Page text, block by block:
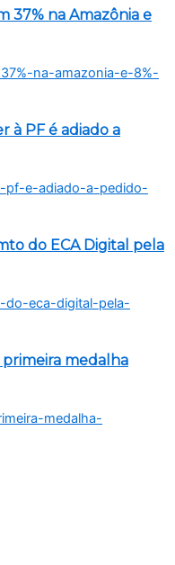
37% na Amazônia e
à PF é adiado a
do ECA Digital pela
medalha